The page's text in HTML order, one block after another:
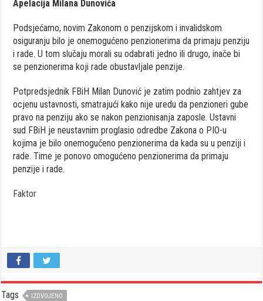
Apelacija Milana Dunovića
Podsjećamo, novim Zakonom o penzijskom i invalidskom
osiguranju bilo je onemogućeno penzionerima da primaju penziju
i rade. U tom slučaju morali su odabrati jedno ili drugo, inače bi
se penzionerima koji rade obustavljale penzije.
Potpredsjednik FBiH Milan Dunović je zatim podnio zahtjev za
ocjenu ustavnosti, smatrajući kako nije uredu da penzioneri gube
pravo na penziju ako se nakon penzionisanja zaposle. Ustavni
sud FBiH je neustavnim proglasio odredbe Zakona o PIO-u
kojima je bilo onemogućeno penzionerima da kada su u penziji i
rade. Time je ponovo omogućeno penzionerima da primaju
penzije i rade.
Faktor
Tags IZDVOJENO